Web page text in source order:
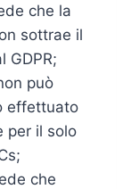
che la
sottrae il
GDPR;
può
effettuato
per il solo
che